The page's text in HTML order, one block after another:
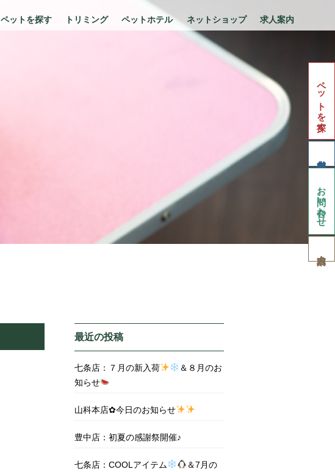
ペットを探す トリミング ペットホテル ネットショップ 求人案内
ペットを探す
お問い合わせ
最近の投稿
七条店：７月の新入荷
＆８月のお
知らせ
山科本店✿今日のお知らせ
豊中店：初夏の感謝祭開催♪
七条店：COOLアイテム
＆7月の